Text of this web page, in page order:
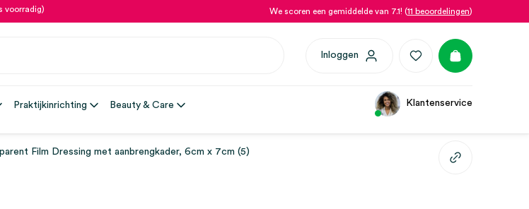
voorradig) We scoren een gemiddelde van 7.1! (11 beoordelingen)
Inloggen
Praktijkinrichting Beauty & Care Klantenservice
Film Dressing met aanbrengkader, 6cm x 7cm (5)